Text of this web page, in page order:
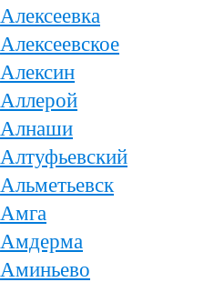
Алексеевка
Алексеевское
Алексин
Аллерой
Алнаши
Алтуфьевский
Альметьевск
Амга
Амдерма
Аминьево